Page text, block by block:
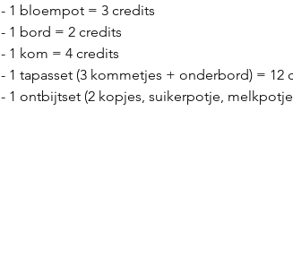
- 1 bloempot = 3 credits
- 1 bord = 2 credits
- 1 kom = 4 credits
- 1 tapasset (3 kommetjes + onderbord) = 12
- 1 ontbijtset (2 kopjes, suikerpotje,